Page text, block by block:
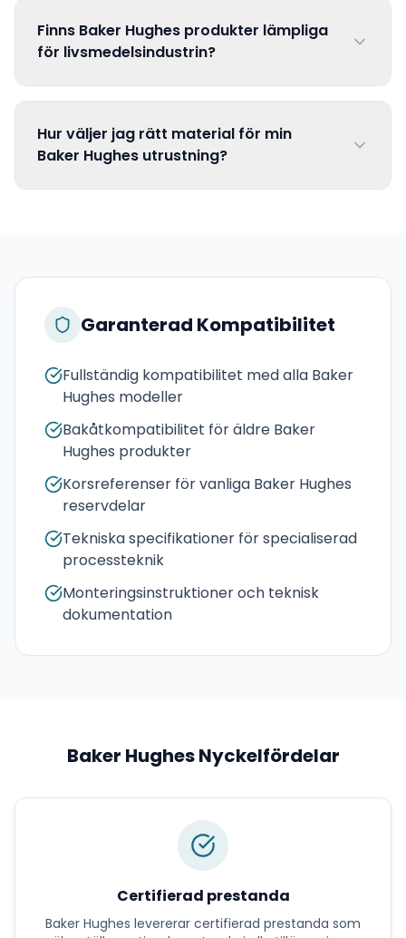
Finns Baker Hughes produkter lämpliga
för livsmedelsindustrin?
Hur väljer jag rätt material för min
Baker Hughes utrustning?
Garanterad Kompatibilitet
Fullständig kompatibilitet med alla Baker
Hughes modeller
Bakåtkompatibilitet för äldre Baker
Hughes produkter
Korsreferenser för vanliga Baker Hughes
reservdelar
Tekniska specifikationer för specialiserad
processteknik
Monteringsinstruktioner och teknisk
dokumentation
Baker HughesNyckelfördelar
Certifierad prestanda
Baker Hughes levererar certifierad prestanda som